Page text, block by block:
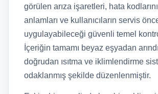
görülen arıza işaretleri, hata
anlamları ve kullanıcıların servis
uygulayabileceği güvenli temel
İçeriğin tamamı beyaz eşyadan
doğrudan ısıtma ve iklimlendirme
odaklanmış şekilde düzenlenmiştir.